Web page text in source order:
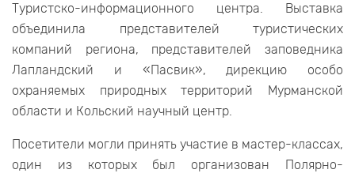
Туристско-информационного центра. Выставка
объединила представителей туристических
компаний региона, представителей заповедника
Лапландский и «Пасвик», дирекцию особо
охраняемых природных территорий Мурманской
области и Кольский научный центр.
Посетители могли принять участие в мастер-классах,
один из которых был организован Полярно-